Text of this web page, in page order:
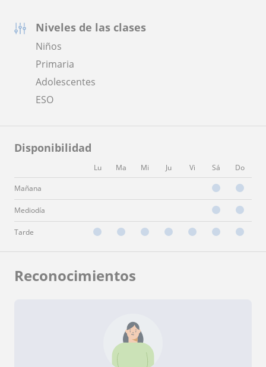
Niveles de las clases
Niños
Primaria
Adolescentes
ESO
Disponibilidad
Lu Ma Mi Ju Vi Sá Do
Mañana
Mediodía
Tarde
Reconocimientos